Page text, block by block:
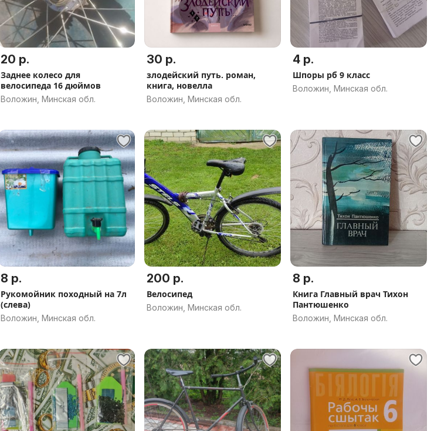
20 р.
Заднее колесо для
велосипеда 16 дюймов
Воложин, Минская обл.
30 р.
злодейский путь. роман,
книга, новелла
Воложин, Минская обл.
4 р.
Шпоры рб 9 класс
Воложин, Минская обл.
8 р.
Рукомойник походный на 7л
(слева)
Воложин, Минская обл.
200 р.
Велосипед
Воложин, Минская обл.
8 р.
Книга Главный врач Тихон
Пантюшенко
Воложин, Минская обл.